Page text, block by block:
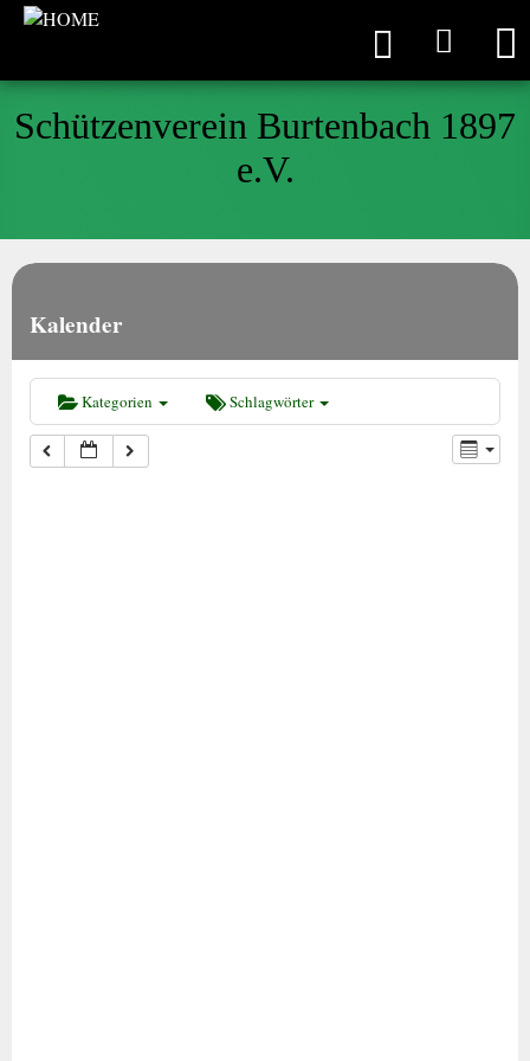
Schützenverein Burtenbach 1897
e.V.
Kalender
Kategorien Schlagwörter